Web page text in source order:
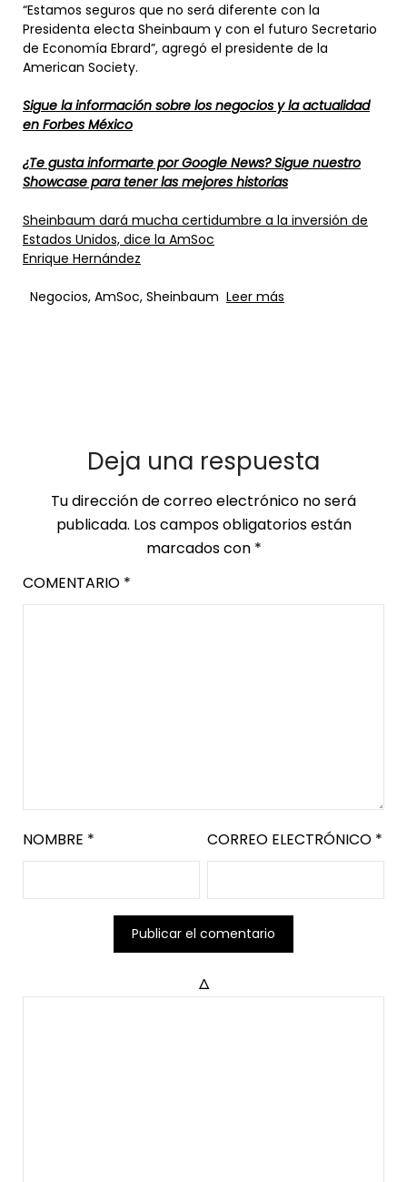
“Estamos seguros que no será diferente con la
Presidenta electa Sheinbaum y con el futuro Secretario
de Economía Ebrard”, agregó el presidente de la
American Society.
Sigue la información sobre los negocios y la actualidad
en Forbes México
¿Te gusta informarte por Google News? Sigue nuestro
Showcase para tener las mejores historias
Sheinbaum dará mucha certidumbre a la inversión de
Estados Unidos, dice la AmSoc
Enrique Hernández
Negocios, AmSoc, Sheinbaum Leer más
Deja una respuesta
Tu dirección de correo electrónico no será
publicada. Los campos obligatorios están
marcados con *
COMENTARIO *
NOMBRE * CORREO ELECTRÓNICO *
Δ